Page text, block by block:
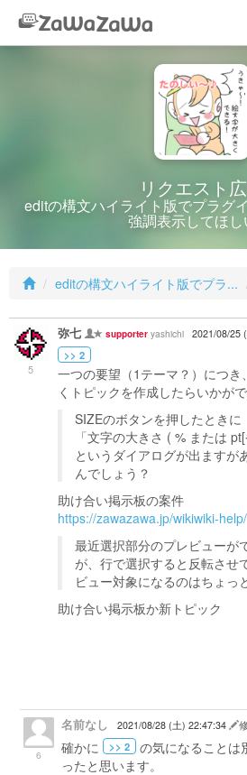
リクエスト
editの構文ハイライト版でプラグ
強調表示してほし
editの構文ハイライト版でプラ...
5
弥七 supporter yashichi 2021/08/25
>> 2
一つの要望（1テーマ？）につき
くトピックを作成したらいかが
SIZEのボタンを押したときに
「文字の大きさ ( % または
というダイアログが出ますが
んでしょう？
助け合い掲示板の案件
https://zawazawa.jp/wikiwiki-help/
最近選択部分のプレビューが
が、行で選択すると反転させ
ビュー対象になるのはちょっ
助け合い掲示板か新トピック
6
名前なし 2021/08/28 (土) 22:47:34
確かに >> 2
の気になることは
ったと思います。